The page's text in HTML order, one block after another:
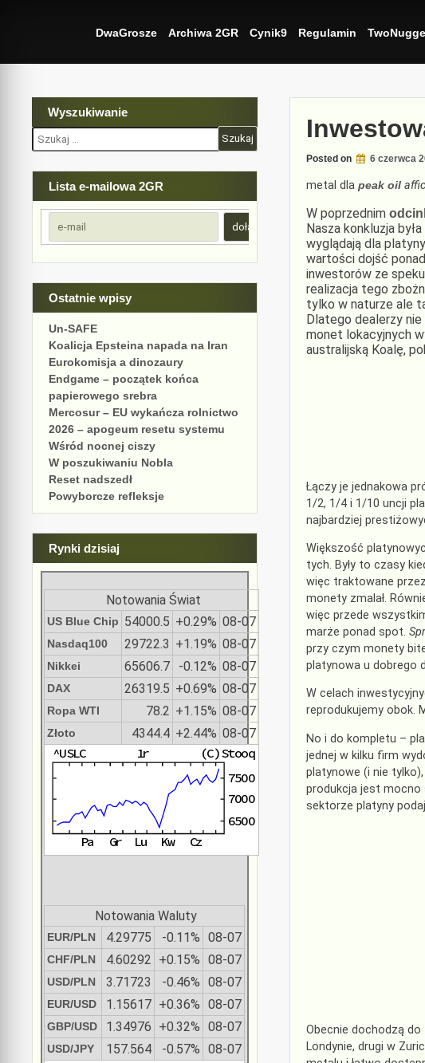
DwaGrosze Archiwa 2GR Cynik9 Regulamin
Posted on 6 czerwca
metal dla peak oil
W poprzednim
Nasza konkluzja
wyglądają dla
wartości dojść
inwestorów ze
realizacja tego
tylko w naturze ale
Dlatego dealerzy
monet lokacyjnych
australijską Koalę,
Łączy je jednakowa
1/2, 1/4 i 1/10 uncji
najbardziej
Większość
tych. Były to czasy
więc traktowane
monety zmalał.
więc przede
marże ponad spot.
przy czym monety
platynowa u dobrego
W celach
reprodukujemy obok.
No i do kompletu –
jednej w kilku firm
platynowe (i nie
produkcja jest mocno
sektorze platyny
Obecnie dochodzą do
Londynie, drugi w
Wyszukiwanie
Szukaj:
Lista e-mailowa 2GR
Ostatnie wpisy
Un-SAFE
Koalicja Epsteina napada na Iran
Eurokomisja a dinozaury
Endgame – początek końca
papierowego srebra
Mercosur – EU wykańcza rolnictwo
2026 – apogeum resetu systemu
Wśród nocnej ciszy
W poszukiwaniu Nobla
Reset nadszedł
Powyborcze refleksje
Rynki dzisiaj
Notowania Świat
US Blue Chip 54000.5 +0.29% 08-07
Nasdaq100 29722.3 +1.19% 08-07
Nikkei 65606.7 -0.12% 08-07
DAX 26319.5 +0.69% 08-07
Ropa WTI 78.2 +1.15% 08-07
Złoto 4344.4 +2.44% 08-07
Notowania Waluty
EUR/PLN 4.29775 -0.11% 08-07
CHF/PLN 4.60292 +0.15% 08-07
USD/PLN 3.71723 -0.46% 08-07
EUR/USD 1.15617 +0.36% 08-07
GBP/USD 1.34976 +0.32% 08-07
USD/JPY 157.564 -0.57% 08-07